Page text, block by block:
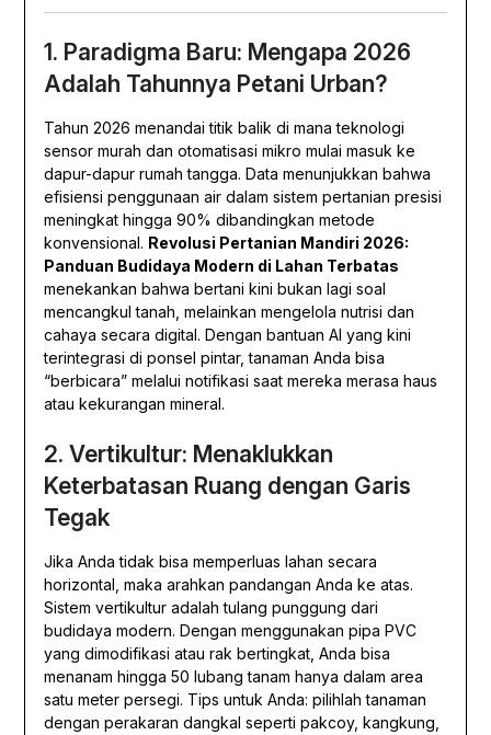
1. Paradigma Baru: Mengapa 2026
Adalah Tahunnya Petani Urban?
Tahun 2026 menandai titik balik di mana teknologi
sensor murah dan otomatisasi mikro mulai masuk ke
dapur-dapur rumah tangga. Data menunjukkan bahwa
efisiensi penggunaan air dalam sistem pertanian presisi
meningkat hingga 90% dibandingkan metode
konvensional. Revolusi Pertanian Mandiri 2026:
Panduan Budidaya Modern di Lahan Terbatas
menekankan bahwa bertani kini bukan lagi soal
mencangkul tanah, melainkan mengelola nutrisi dan
cahaya secara digital. Dengan bantuan AI yang kini
terintegrasi di ponsel pintar, tanaman Anda bisa
“berbicara” melalui notifikasi saat mereka merasa haus
atau kekurangan mineral.
2. Vertikultur: Menaklukkan
Keterbatasan Ruang dengan Garis
Tegak
Jika Anda tidak bisa memperluas lahan secara
horizontal, maka arahkan pandangan Anda ke atas.
Sistem vertikultur adalah tulang punggung dari
budidaya modern. Dengan menggunakan pipa PVC
yang dimodifikasi atau rak bertingkat, Anda bisa
menanam hingga 50 lubang tanam hanya dalam area
satu meter persegi. Tips untuk Anda: pilihlah tanaman
dengan perakaran dangkal seperti pakcoy, kangkung,